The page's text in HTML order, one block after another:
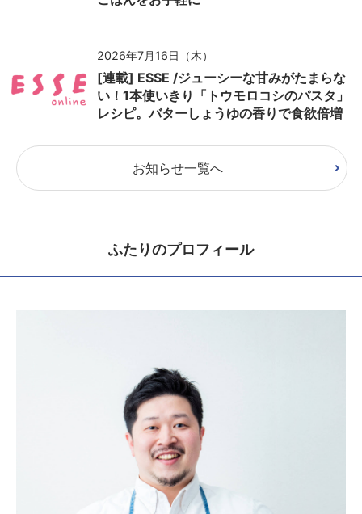
2026年7月16日（木）
[連載] ESSE /ジューシーな甘みがたまらな
い！1本使いきり「トウモロコシのパスタ」
レシピ。バターしょうゆの香りで食欲倍増
お知らせ一覧へ
ふたりのプロフィール